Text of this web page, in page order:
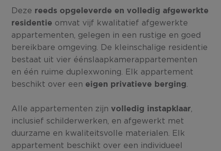
Deze reeds opgeleverde en volledig afgewerkte
residentie omvat vijf kwalitatief afgewerkte
appartementen, gelegen in een rustige en goed
bereikbare omgeving. De kleinschalige residentie
bestaat uit vier éénslaapkamerappartementen
en één ruime duplexwoning. Elk appartement
beschikt over een eigen privatieve berging
Alle appartementen zijnvolledig instapklaar
inclusief schilderwerken, en afgewerkt met
duurzame en kwaliteitsvolle materialen. Elk
appartement beschikt over een individueel